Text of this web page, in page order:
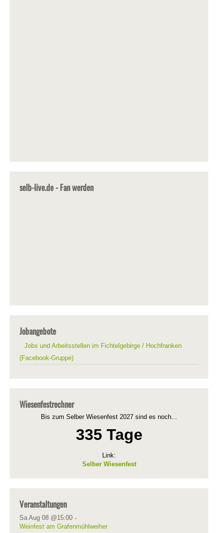
selb-live.de - Fan werden
Jobangebote
Jobs und Arbeitsstellen im Fichtelgebirge / Hochfranken
(Facebook-Gruppe)
Wiesenfestrechner
Bis zum Selber Wiesenfest 2027 sind es noch...
335 Tage
Link:
Selber Wiesenfest
Veranstaltungen
Sa Aug 08 @15:00 -
Weinfest am Grafenmühlweiher